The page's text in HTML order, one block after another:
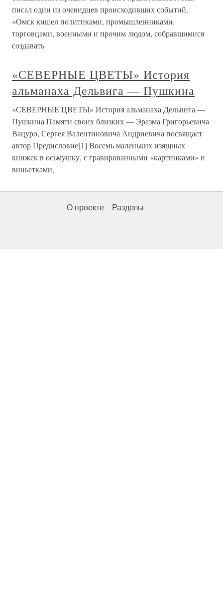
писал один из очевидцев происходивших событий,
«Омск кишел политиками, промышленниками,
торговцами, военными и прочим людом, собравшимися
создавать
«СЕВЕРНЫЕ ЦВЕТЫ» История
альманаха Дельвига — Пушкина
«СЕВЕРНЫЕ ЦВЕТЫ» История альманаха Дельвига —
Пушкина Памяти своих близких — Эразма Григорьевича
Вацуро, Сергея Валентиновича Андриевича посвящает
автор Предисловие[1] Восемь маленьких изящных
книжек в осьмушку, с гравированными «картинками» и
виньетками,
О проекте Разделы